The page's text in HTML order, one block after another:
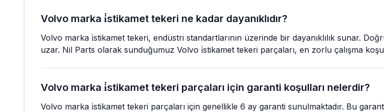
Volvo marka i̇stikamet tekeri ne kadar dayanıklıdır?
Volvo marka i̇stikamet tekeri, endüstri standartlarının üzerinde bir dayanıklılık sunar.
uzar. Nil Parts olarak sunduğumuz Volvo i̇stikamet tekeri parçaları, en zorlu çalışma
Volvo marka i̇stikamet tekeri parçaları için garanti koşulları nelerdir?
Volvo marka i̇stikamet tekeri parçaları için genellikle 6 ay garanti sunulmaktadır. Bu